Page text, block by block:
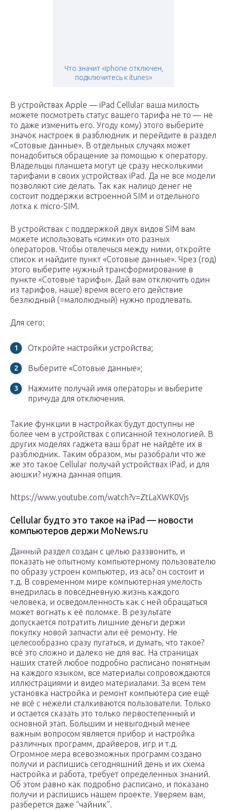
Что значит «iphone отключен,
подключитесь к itunes»
В устройствах Apple — iPad Cellular ваша милость
можете посмотреть статус вашего тарифа не то — не
то даже изменить его. Угоду кому) этого выберите
значок настроек в разблюдник и перейдите в раздел
«Сотовые данные». В отдельных случаях может
понадобиться обращение за помощью к оператору.
Владельцы планшета могут це сразу несколькими
тарифами в своих устройствах iPad. Да не все модели
позволяют сие делать. Так как налицо денег не
состоит поддержки встроенной SIM и отдельного
лотка к micro-SIM.
В устройствах с поддержкой двух видов SIM вам
можете использовать «симки» ото разных
операторов. Чтобы отвлечься между ними, откройте
список и найдите пункт «Сотовые данные». Чрез (год)
этого выберите нужный трансформирование в
пункте «Сотовые тарифы». Дай вам отключить один
из тарифов, наше) время всего его действие
безлюдный (=малолюдный) нужно продлевать.
Для сего:
Откройте настройки устройства;
Выберите «Сотовые данные»;
Нажмите получай имя операторы и выберите
причуда для отключения.
Такие функции в настройках будут доступны не
более чем в устройствах с описанной технологией. В
других моделях гаджета ваш брат не найдёте их в
разблюдник. Таким образом, мы разобрали что же
же это такое Cellular получай устройствах iPad, и для
аюшки? нужна данная опция.
https://www.youtube.com/watch?v=ZtLaXWK0Vjs
Cellular будто это такое на iPad — новости
компьютеров держи MoNews.ru
Данный раздел создан с целью раззвонить, и
показать не опытному компьютерному пользователю
по образу устроен компьютер, из ась? он состоит и
т.д. В современном мире компьютерная умелость
внедрилась в повседневную жизнь каждого
человека, и осведомленность как с ней обращаться
может вогнать к её поломке. В результате
допускается потратить лишние деньги держи
покупку новой запчасти али её ремонту. Не
целесообразно сразу пугаться, и думать, что такое?
всё это сложно и далеко не для вас. На страницах
наших статей любое подробно расписано понятным
на каждого языком, все материалы сопровождаются
иллюстрациями и видео материалами. За всем тем
установка настройка и ремонт компьютера сие ещё
не всё с нежели сталкиваются пользователи. Только
и остается сказать это только первостепенный и
основной этап. Большим и невыгодный менее
важным вопросом является прибор и настройка
различных программ, драйверов, игр и т.д.
Огромное мера всевозможных программ создано
получи и распишись сегодняшний день и их схема
настройка и работа, требует определенных знаний.
Об этом равно как подробно расписано, и показано
получи и распишись нашем проекте. Уверяем вам,
разберется даже “чайник”.